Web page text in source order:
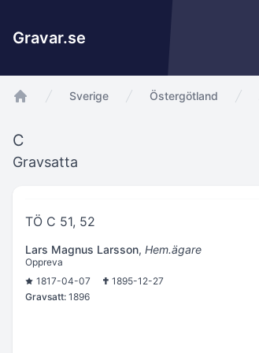
Gravar.se
Sverige Östergötland
C
Gravsatta
TÖ C 51, 52
Lars Magnus Larsson, Hem.ägare
Oppreva
1817-04-07
1895-12-27
Gravsatt: 1896